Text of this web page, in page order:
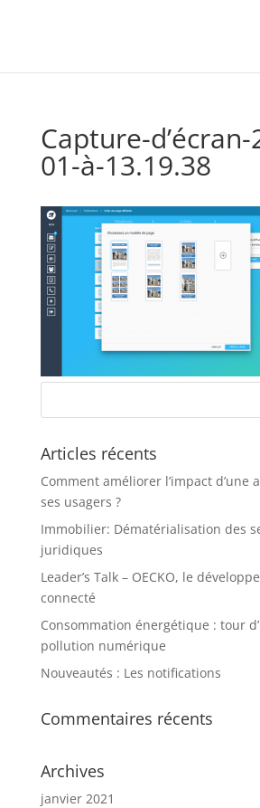
Capture-
01-à-13.19.38
Articles récents
Comment améliorer l’impact d’une
ses usagers ?
Immobilier: Dématérialisation des
juridiques
Leader’s Talk – OECKO, le
connecté
Consommation énergétique : tour
pollution numérique
Nouveautés : Les notifications
Commentaires récents
Archives
janvier 2021